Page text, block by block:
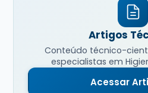
Artigos
Conteúdo técnico-
especialistas em
Acessar